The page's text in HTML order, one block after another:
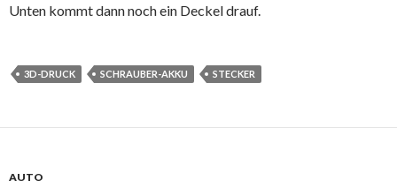
Unten kommt dann noch ein Deckel drauf.
3D-DRUCK SCHRAUBER-AKKU STECKER
AUTO